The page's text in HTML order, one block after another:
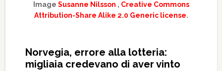
Image Susanne Nilsson , Creative Commons
Attribution-Share Alike 2.0 Generic license.
Norvegia, errore alla lotteria:
migliaia credevano di aver vinto